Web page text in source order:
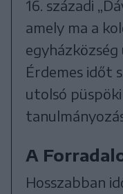
16. századi
amely ma a
egyházközség
Érdemes időt
utolsó
A
Hosszabban